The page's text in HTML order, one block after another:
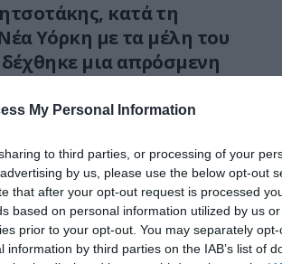
My Personal Information
to third parties, or processing of your
by us, please use the below opt-out
that after your opt-out request is processed
based on personal information utilized by us
prior to your opt-out. You may separately
by third parties on the IAB’s list of
κατά τη
Υόρκη με τα μέλη του
μια απρόσμενη
για Πρόεδρος των Ηνωμένων